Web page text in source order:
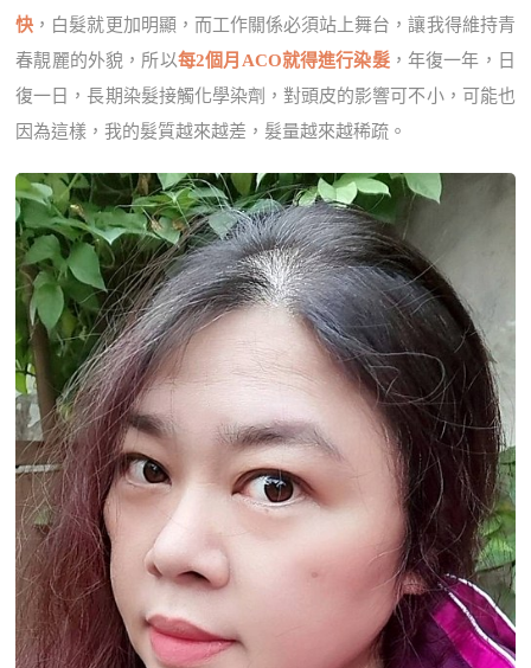
快 ，白髮就更加明顯，而工作關係必須站上舞台，讓我得維持青
春靚麗的外貌，所以每2個月ACO就得進行染髮，年復一年，日
復一日，長期染髮接觸化學染劑，對頭皮的影響可不小，可能也
因為這樣，我的髮質越來越差，髮量越來越稀疏。